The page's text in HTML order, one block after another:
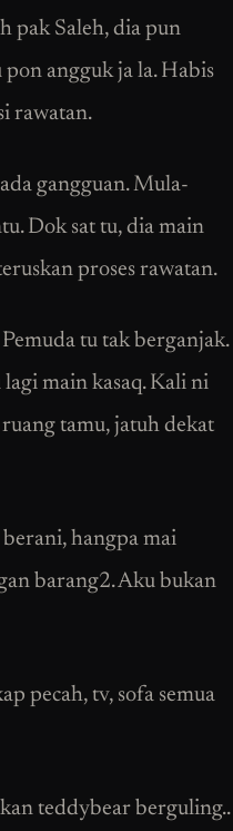
pak Saleh, dia pun
pon angguk ja la. Habis
rawatan.
gangguan. Mula-
Dok sat tu, dia main
proses rawatan.
tu tak berganjak.
main kasaq. Kali ni
tamu, jatuh dekat
hangpa mai
barang2. Aku bukan
pecah, tv, sofa semua
teddybear berguling..